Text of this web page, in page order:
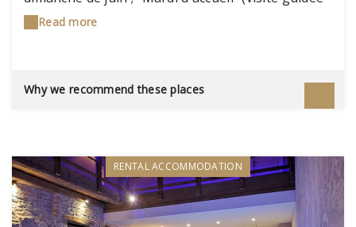
du village avec dégustation de produits
régionaux) en juillet et août
Read more
Why we recommend these places
RENTAL ACCOMMODATION